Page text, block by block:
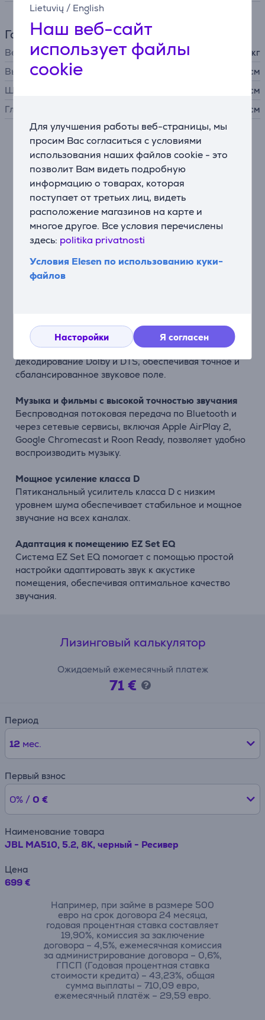
Lietuvių / English
Наш веб-сайт
использует файлы
cookie
Для улучшения работы веб-страницы, мы
просим Вас согласиться с условиями
использования наших файлов cookie - это
позволит Вам видеть подробную
информацию о товарах, которая
поступает от третьих лиц, видеть
расположение магазинов на карте и
многое другое. Все условия перечислены
здесь: politika privatnosti
Условия Elesen по использованию куки-
файлов
Насторойки Я согласен
Габариты
Вес
5,4 кг
Высота
10,92 см
Ширина
43,2 см
Глубина
34,76 см
Описание
Выдающийся звук и видео 8K
5.2-канальный AV-ресивер обеспечивает мощное
звучание и поддерживает видео 8K, создавая
полноценный домашний кинотеатр.
Простое подключение и современный дизайн
Четыре входа HDMI и один выход с поддержкой
eARC позволяют подключить телевизор, игровую
консоль, стриминговые устройства и цифровую
Объемный звук с поддержкой Dolby и DTS
Ресивер поддерживает нативное 5-канальное
декодирование Dolby и DTS, обеспечивая точное и
сбалансированное звуковое поле.
Музыка и фильмы с высокой точностью звучания
Беспроводная потоковая передача по Bluetooth и
через сетевые сервисы, включая Apple AirPlay 2,
Google Chromecast и Roon Ready, позволяет удобно
воспроизводить музыку.
Мощное усиление класса D
Пятиканальный усилитель класса D с низким
уровнем шума обеспечивает стабильное и мощное
звучание на всех каналах.
Адаптация к помещению EZ Set EQ
Система EZ Set EQ помогает с помощью простой
настройки адаптировать звук к акустике
помещения, обеспечивая оптимальное качество
звучания.
Лизинговый калькулятор
Ожидаемый ежемесячный платеж
71 €
Период
12 мес.
Первый взнос
0% / 0 €
Наименование товара
JBL MA510, 5.2, 8K, черный - Ресивер
Цена
699 €
Например, при займе в размере 500
евро на срок договора 24 месяца,
годовая процентная ставка составляет
19,90%, комиссия за заключение
договора – 4,5%, ежемесячная комиссия
за администрирование договора – 0,6%,
ГПСП (Годовая процентная ставка
стоимости кредита) – 43,23%, общая
сумма выплаты – 710,09 евро,
ежемесячный платёж – 29,59 евро.